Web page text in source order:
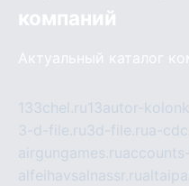
компаний
Актуальный каталог
133chel.ru13autor-
3-d-file.ru3d-file.rua-
airgungames.ru
alfeihavsalnassr.ru